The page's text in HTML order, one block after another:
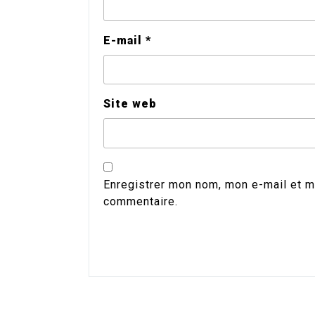
E-mail *
Site web
Enregistrer mon nom, mon e-mail et
commentaire.